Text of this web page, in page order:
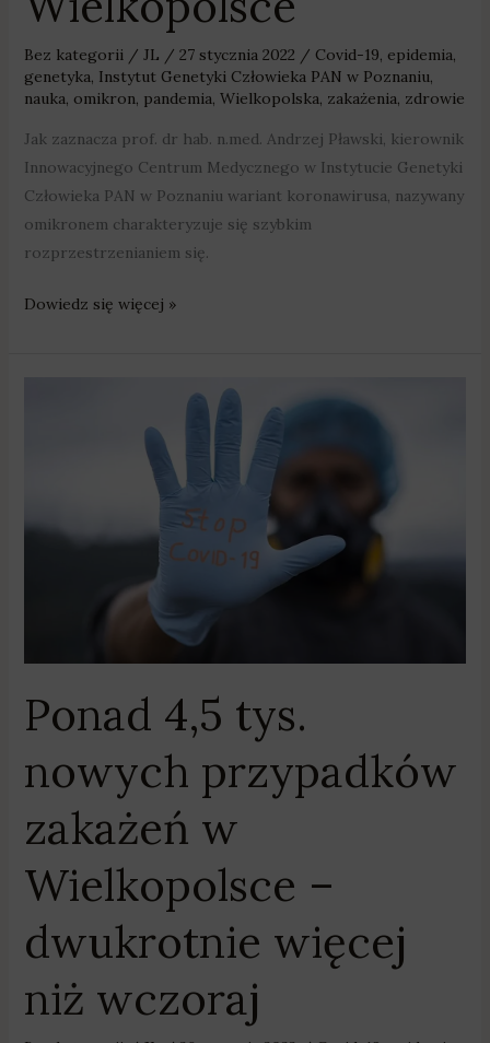
Bez kategorii/ JL / 27 stycznia 2022 / Covid-19, epidemia,
genetyka, Instytut Genetyki Człowieka PAN w Poznaniu,
nauka, omikron, pandemia, Wielkopolska, zakażenia, zdrowie
Jak zaznacza prof. dr hab. n.med. Andrzej Pławski, kierownik
Innowacyjnego Centrum Medycznego w Instytucie Genetyki
Człowieka PAN w Poznaniu wariant koronawirusa, nazywany
omikronem charakteryzuje się szybkim
rozprzestrzenianiem się.
Dowiedz się więcej »
Ponad 4,5 tys.
nowych przypadków
zakażeń w
Wielkopolsce –
dwukrotnie więcej
niż wczoraj
zakażeń
niż
wczoraj